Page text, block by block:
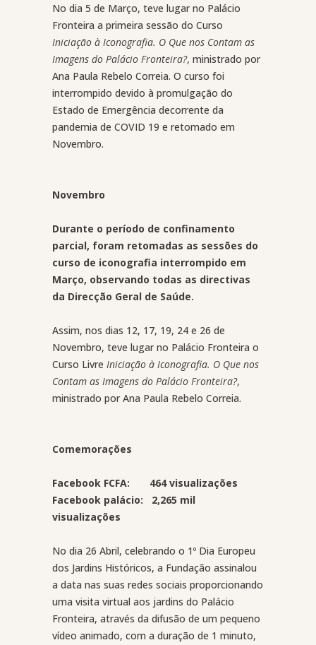
No dia 5 de Março, teve lugar no Palácio
Fronteira a primeira sessão do Curso
Iniciação à Iconografia. O Que nos Contam as
Imagens do Palácio Fronteira?, ministrado por
Ana Paula Rebelo Correia. O curso foi
interrompido devido à promulgação do
Estado de Emergência decorrente da
pandemia de COVID 19 e retomado em
Novembro.
Novembro
Durante o período de confinamento
parcial, foram retomadas as sessões do
curso de iconografia interrompido em
Março, observando todas as directivas
da Direcção Geral de Saúde.
Assim, nos dias 12, 17, 19, 24 e 26 de
Novembro, teve lugar no Palácio Fronteira o
Curso Livre Iniciação à Iconografia. O Que nos
Contam as Imagens do Palácio Fronteira?,
ministrado por Ana Paula Rebelo Correia.
Comemorações
Facebook FCFA: 464 visualizações
Facebook palácio: 2,265 mil
visualizações
No dia 26 Abril, celebrando o 1º Dia Europeu
dos Jardins Históricos, a Fundação assinalou
a data nas suas redes sociais proporcionando
uma visita virtual aos jardins do Palácio
Fronteira, através da difusão de um pequeno
vídeo animado, com a duração de 1 minuto,